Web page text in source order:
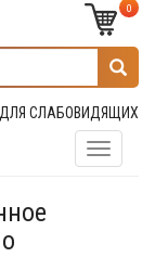
0
ДЛЯ СЛАБОВИДЯЩИХ